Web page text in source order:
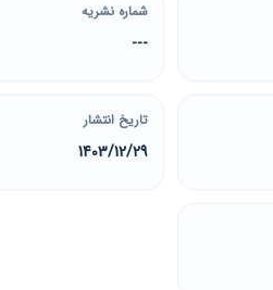
شماره نشریه
---
تاریخ انتشار
1403/12/29